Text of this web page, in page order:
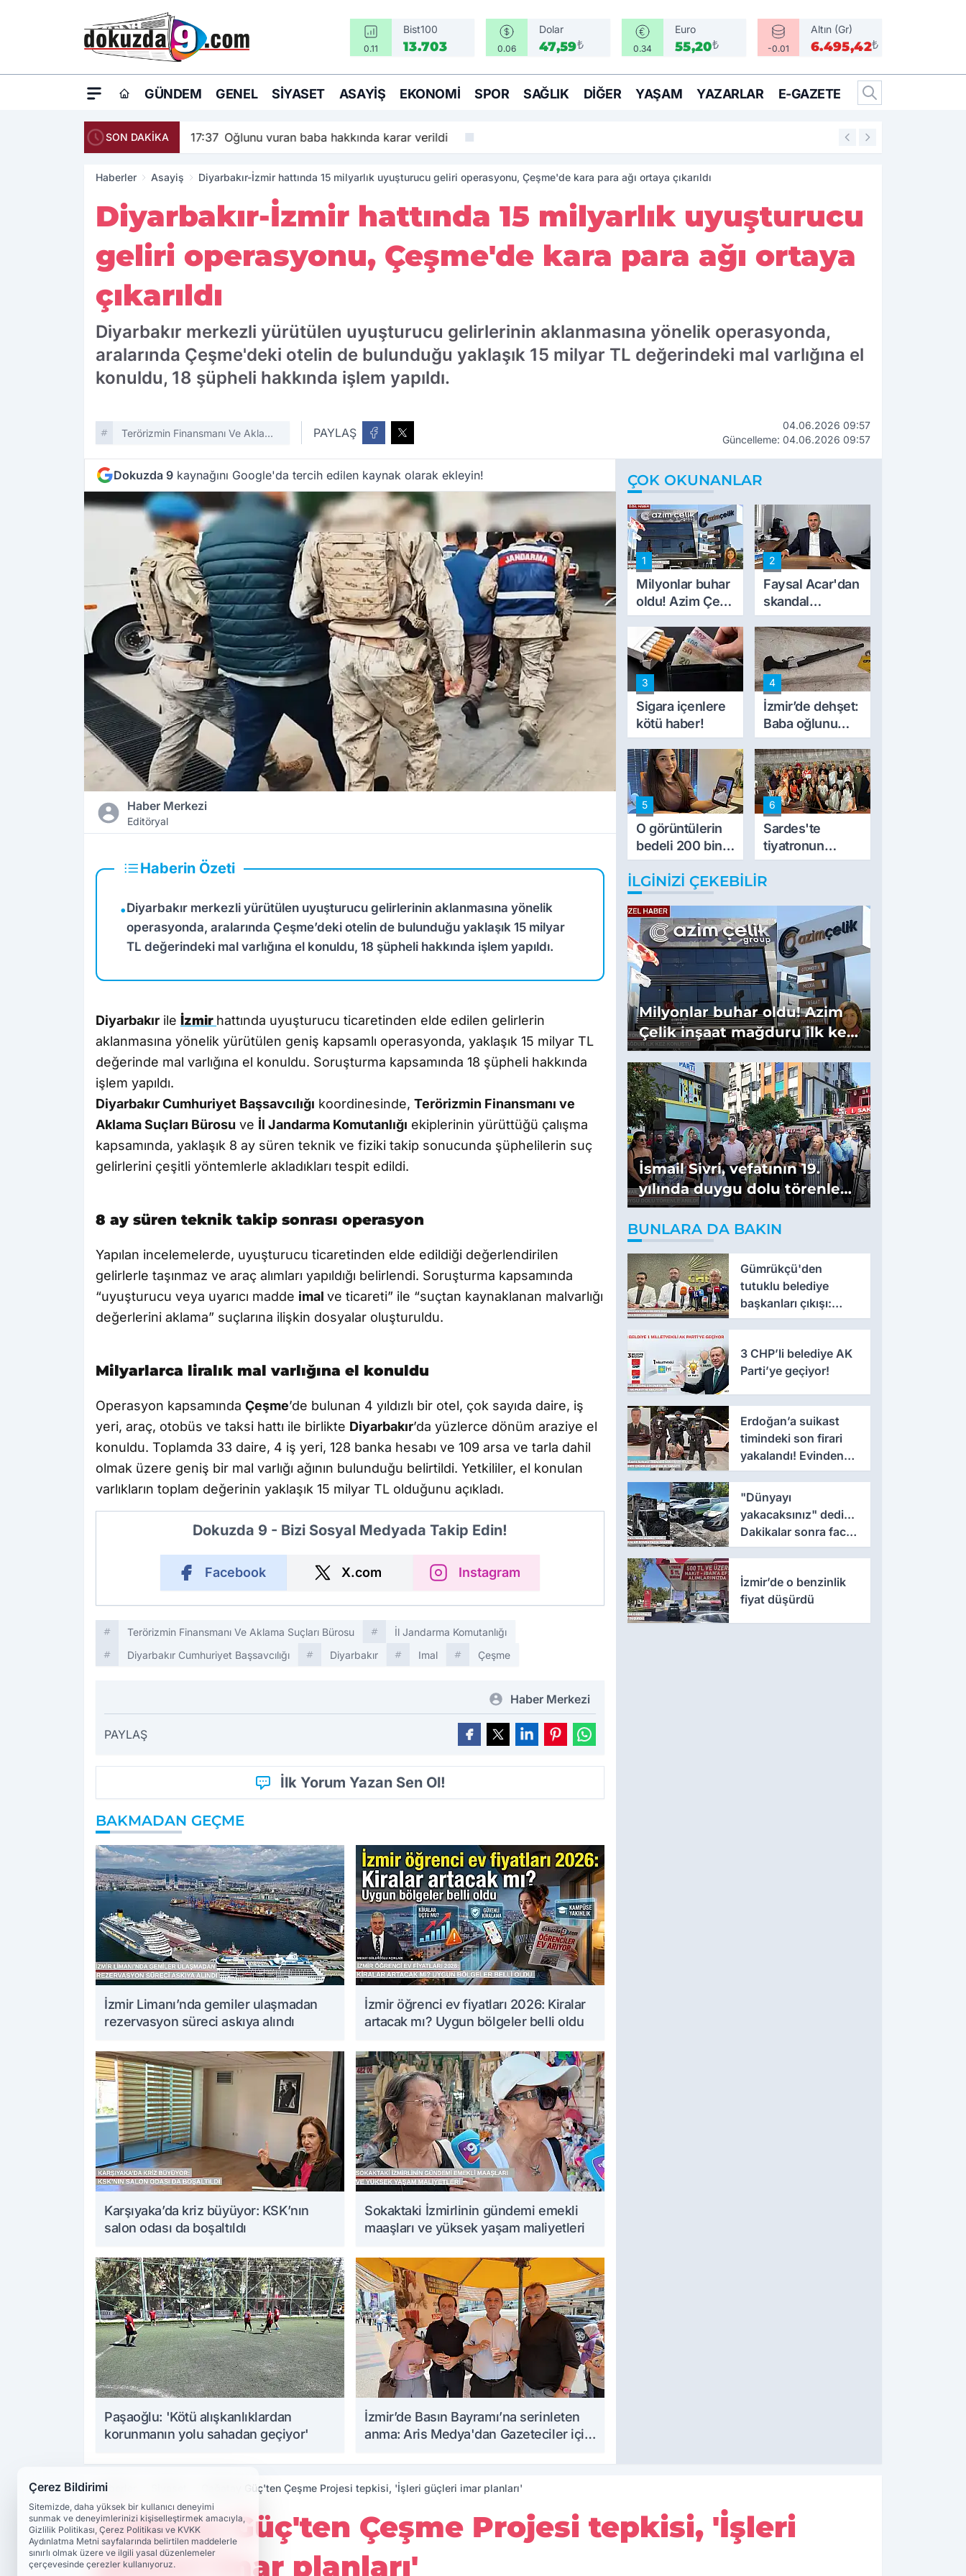
0.11
Bist100
13.703 0.06
Dolar
47,59₺ 0.34
Euro
55,20₺ -0.01
Altın (Gr)
6.495,42₺
GÜNDEM GENEL SIYASET ASAYIŞ EKONOMI SPOR SAĞLIK DIĞER YAŞAM YAZARLAR E-GAZETE
SON DAKİKA 17:37 Oğlunu vuran baba hakkında karar verildi 17:21
Haberler Asayiş Diyarbakır-İzmir hattında 15 milyarlık uyuşturucu geliri operasyonu, Çeşme'de kara para ağı ortaya çıkarıldı
Diyarbakır-İzmir hattında 15 milyarlık uyuşturucu
geliri operasyonu, Çeşme'de kara para ağı ortaya
çıkarıldı
Diyarbakır merkezli yürütülen uyuşturucu gelirlerinin aklanmasına yönelik operasyonda,
aralarında Çeşme'deki otelin de bulunduğu yaklaşık 15 milyar TL değerindeki mal varlığına el
konuldu, 18 şüpheli hakkında işlem yapıldı.
Terörizmin Finansmanı Ve Aklama
PAYLAŞ
04.06.2026 09:57
Güncelleme: 04.06.2026 09:57
Dokuzda 9 kaynağını Google'da tercih edilen kaynak olarak ekleyin!
Haber Merkezi
Editöryal
Haberin Özeti
•Diyarbakır merkezli yürütülen uyuşturucu gelirlerinin aklanmasına yönelik
operasyonda, aralarında Çeşme’deki otelin de bulunduğu yaklaşık 15 milyar
TL değerindeki mal varlığına el konuldu, 18 şüpheli hakkında işlem yapıldı.
Diyarbakır ile İzmir hattında uyuşturucu ticaretinden elde edilen gelirlerin
aklanmasına yönelik yürütülen geniş kapsamlı operasyonda, yaklaşık 15 milyar TL
değerinde mal varlığına el konuldu. Soruşturma kapsamında 18 şüpheli hakkında
işlem yapıldı.
Diyarbakır Cumhuriyet Başsavcılığı koordinesinde, Terörizmin Finansmanı ve
Aklama Suçları Bürosu ve İl Jandarma Komutanlığı ekiplerinin yürüttüğü çalışma
kapsamında, yaklaşık 8 ay süren teknik ve fiziki takip sonucunda şüphelilerin suç
gelirlerini çeşitli yöntemlerle akladıkları tespit edildi.
8 ay süren teknik takip sonrası operasyon
Yapılan incelemelerde, uyuşturucu ticaretinden elde edildiği değerlendirilen
gelirlerle taşınmaz ve araç alımları yapıldığı belirlendi. Soruşturma kapsamında
“uyuşturucu veya uyarıcı madde imal ve ticareti” ile “suçtan kaynaklanan malvarlığı
değerlerini aklama” suçlarına ilişkin dosyalar oluşturuldu.
Milyarlarca liralık mal varlığına el konuldu
Operasyon kapsamında Çeşme’de bulunan 4 yıldızlı bir otel, çok sayıda daire, iş
yeri, araç, otobüs ve taksi hattı ile birlikte Diyarbakır’da yüzlerce dönüm araziye el
konuldu. Toplamda 33 daire, 4 iş yeri, 128 banka hesabı ve 109 arsa ve tarla dahil
olmak üzere geniş bir mal varlığı ağının bulunduğu belirtildi. Yetkililer, el konulan
varlıkların toplam değerinin yaklaşık 15 milyar TL olduğunu açıkladı.
Dokuzda 9 - Bizi Sosyal Medyada Takip Edin!
Facebook X.com Instagram
Terörizmin Finansmanı Ve Aklama Suçları Bürosu
İl Jandarma Komutanlığı
Diyarbakır Cumhuriyet Başsavcılığı
Diyarbakır Imal Çeşme
Haber Merkezi
PAYLAŞ
İlk Yorum Yazan Sen Ol!
BAKMADAN GEÇME
İzmir Limanı’nda gemiler ulaşmadan
rezervasyon süreci askıya alındı
İzmir öğrenci ev fiyatları 2026: Kiralar
artacak mı? Uygun bölgeler belli oldu
Karşıyaka’da kriz büyüyor: KSK’nın
salon odası da boşaltıldı
Sokaktaki İzmirlinin gündemi emekli
maaşları ve yüksek yaşam maliyetleri
Paşaoğlu: 'Kötü alışkanlıklardan
korunmanın yolu sahadan geçiyor'
İzmir’de Basın Bayramı’na serinleten
anma: Aris Medya'dan Gazeteciler için
ÇOK OKUNANLAR
1
Milyonlar buhar
oldu! Azim Çelik
inşaat mağduru
ilk kez konuştu
2
Faysal Acar'dan
skandal
açıklamalar:
'Haluk Levent
peynircilerimizi
de kıskaca aldı,
müdahale ettik'
3
Sigara içenlere
kötü haber!
4
İzmir’de dehşet:
Baba oğlunu
vurdu
5
O görüntülerin
bedeli 200 bin
TL
6
Sardes'te
tiyatronun
imece ruhu
binlerce yıllık
İLGINIZI ÇEKEBILIR
Milyonlar buhar oldu! Azim
Çelik inşaat mağduru ilk kez
konuştu
İsmail Sivri, vefatının 19.
yılında duygu dolu törenle
anıldı
BUNLARA DA BAKIN
Gümrükçü'den
tutuklu belediye
başkanları çıkışı:
'Yıllarca iddianame
3 CHP’li belediye AK
Parti’ye geçiyor!
Erdoğan’a suikast
timindeki son firari
yakalandı! Evinden
çıkanlar şaşkınlık
yarattı
"Dünyayı
yakacaksınız" dedi...
Dakikalar sonra facia
yaşandı!
İzmir’de o benzinlik
fiyat düşürdü
Haberler Çağatay Güç'ten Çeşme Projesi tepkisi, 'İşleri güçleri imar planları'
Çağatay Güç'ten Çeşme Projesi tepkisi, 'İşleri
güçleri imar planları'
Çerez Bildirimi
Sitemizde, daha yüksek bir kullanıcı deneyimi
sunmak ve deneyimlerinizi kişiselleştirmek amacıyla,
Gizlilik Politikası, Çerez Politikası ve KVKK
Aydınlatma Metni sayfalarında belirtilen maddelerle
sınırlı olmak üzere ve ilgili yasal düzenlemeler
çerçevesinde çerezler kullanıyoruz.